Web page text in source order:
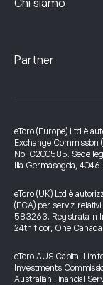
Chi siamo
Partner
eToro (Europe) Ltd è
Exchange
No. C200585. Sede
Ilia Germasogeia,
eToro (UK) Ltd è
(FCA) per servizi
583263. Registrata in
24th floor, One
eToro AUS Capital
Investments
Australian Financial